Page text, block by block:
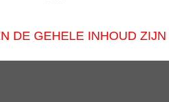
DE GEHELE INHOUD